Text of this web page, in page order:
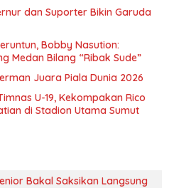
dan Suporter Bikin Garuda
Bobby Nasution:
Medan Bilang “Ribak Sude”
Juara Piala Dunia 2026
U-19, Kekompakan Rico
di Stadion Utama Sumut
Bakal Saksikan Langsung